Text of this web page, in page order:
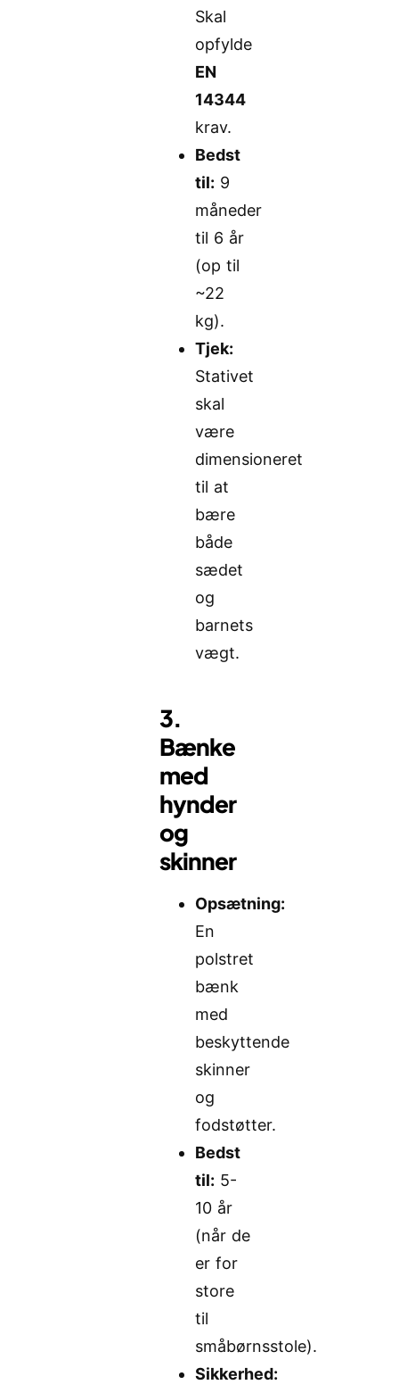
Skal
opfylde
EN
14344
krav.
Bedst
til: 9
måneder
til 6 år
(op til
~22
kg).
Tjek:
Stativet
skal
være
dimensioneret
til at
bære
både
sædet
og
barnets
vægt.
3.
Bænke
med
hynder
og
skinner
Opsætning:
En
polstret
bænk
med
beskyttende
skinner
og
fodstøtter.
Bedst
til: 5-
10 år
(når de
er for
store
til
småbørnsstole).
Sikkerhed: